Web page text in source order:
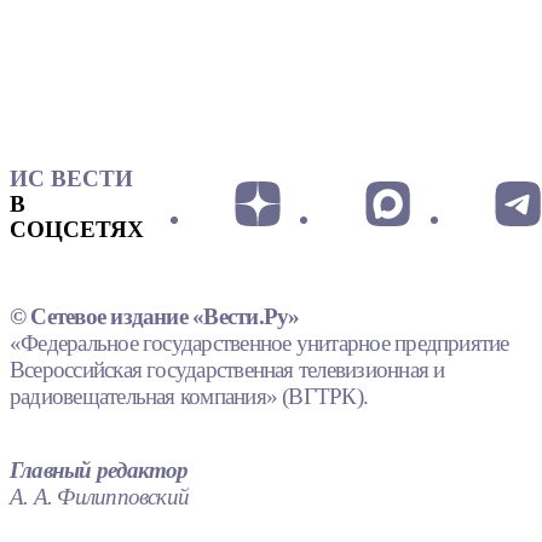
ИС ВЕСТИ
В
СОЦСЕТЯХ
© Сетевое издание «Вести.Ру»
«Федеральное государственное унитарное предприятие
Всероссийская государственная телевизионная и
радиовещательная компания» (ВГТРК).
Главный редактор
А. А. Филипповский